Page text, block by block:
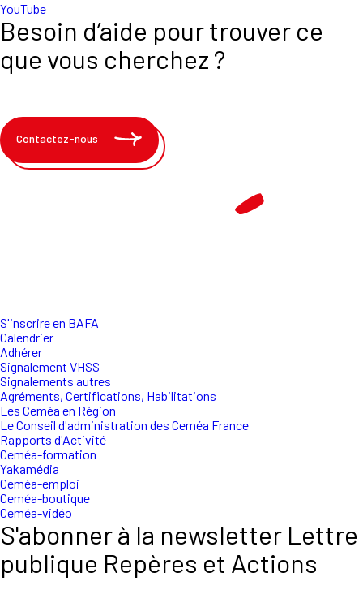
YouTube
Besoin d’aide pour trouver ce
que vous cherchez ?
Contactez-nous
S'inscrire en BAFA
Calendrier
Adhérer
Signalement VHSS
Signalements autres
Agréments, Certifications, Habilitations
Les Ceméa en Région
Le Conseil d'administration des Ceméa France
Rapports d'Activité
Ceméa-formation
Yakamédia
Ceméa-emploi
Ceméa-boutique
Ceméa-vidéo
S'abonner à la newsletter Lettre
publique Repères et Actions